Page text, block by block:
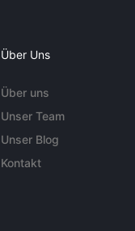
Über Uns
Über uns
Unser Team
Unser Blog
Kontakt